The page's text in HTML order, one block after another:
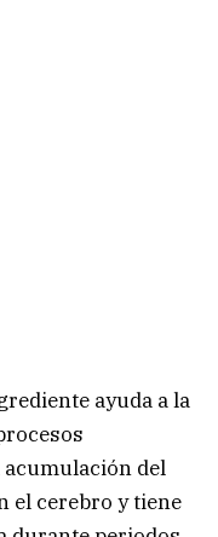
ayuda a la
acumulación del
el cerebro y tiene